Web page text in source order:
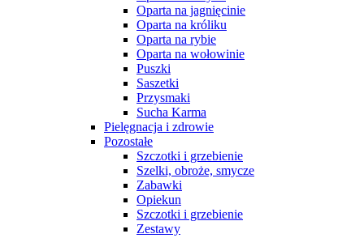
Oparta na jagnięcinie
Oparta na króliku
Oparta na rybie
Oparta na wołowinie
Puszki
Saszetki
Przysmaki
Sucha Karma
Pielęgnacja i zdrowie
Pozostałe
Szczotki i grzebienie
Szelki, obroże, smycze
Zabawki
Opiekun
Szczotki i grzebienie
Zestawy